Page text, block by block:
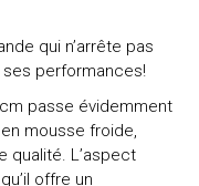
qui n’arrête pas
ses performances!
passe évidemment
mousse froide,
qualité. L’aspect
offre un